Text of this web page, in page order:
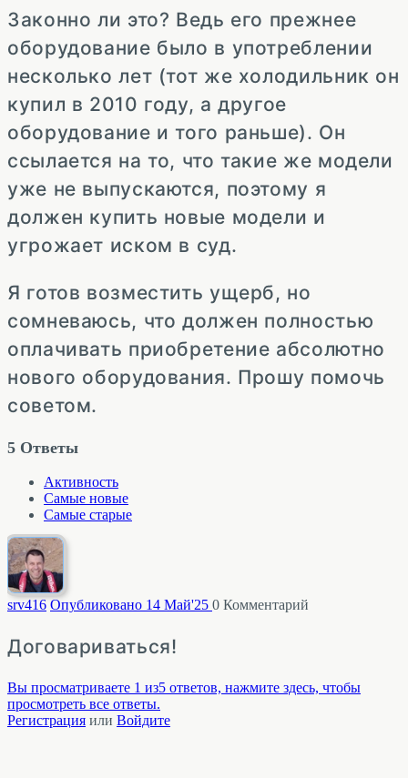
Законно ли это? Ведь его прежнее
оборудование было в употреблении
несколько лет (тот же холодильник он
купил в 2010 году, а другое
оборудование и того раньше). Он
ссылается на то, что такие же модели
уже не выпускаются, поэтому я
должен купить новые модели и
угрожает иском в суд.
Я готов возместить ущерб, но
сомневаюсь, что должен полностью
оплачивать приобретение абсолютно
нового оборудования. Прошу помочь
советом.
5 Ответы
Активность
Самые новые
Самые старые
srv416 Опубликовано 14 Май'25 0 Комментарий
Договариваться!
Вы просматриваете 1 из5 ответов, нажмите здесь, чтобы
просмотреть все ответы.
Регистрация или Войдите